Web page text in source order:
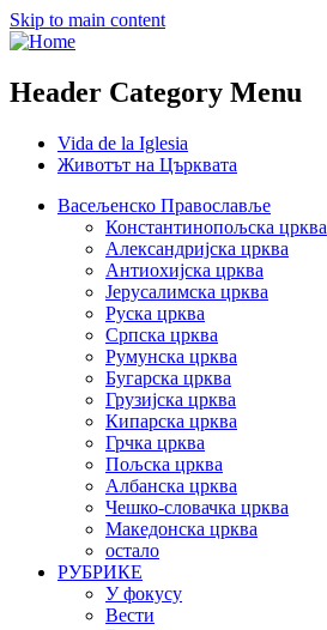
Skip to main content
Header Category Menu
Vida de la Iglesia
Животът на Църквата
Васељенско Православље
Константинопољска црква
Александријска црква
Антиохијска црква
Јерусалимска црква
Руска црква
Српска црква
Румунска црква
Бугарска црква
Грузијска црква
Кипарска црква
Грчка црква
Пољска црква
Албанска црква
Чешко-словачка црква
Македонска црква
остало
РУБРИКЕ
У фокусу
Вести